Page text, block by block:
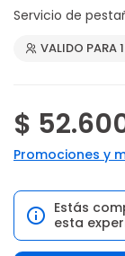
Servicio de
VALIDO PARA
$
Promociones y
Estás
esta